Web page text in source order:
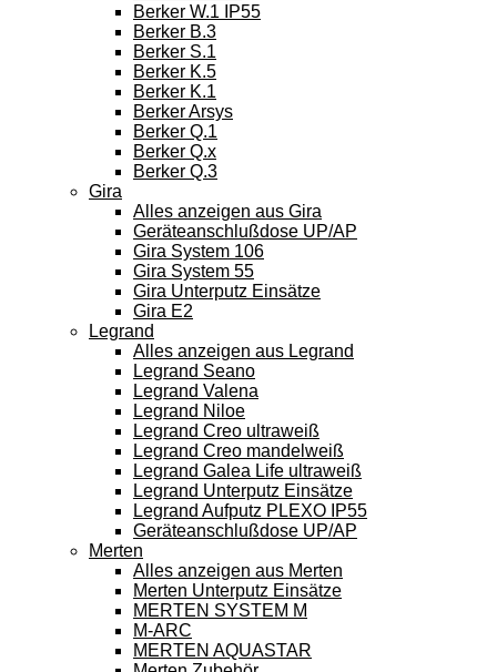
Berker W.1 IP55
Berker B.3
Berker S.1
Berker K.5
Berker K.1
Berker Arsys
Berker Q.1
Berker Q.x
Berker Q.3
Gira
Alles anzeigen aus Gira
Geräteanschlußdose UP/AP
Gira System 106
Gira System 55
Gira Unterputz Einsätze
Gira E2
Legrand
Alles anzeigen aus Legrand
Legrand Seano
Legrand Valena
Legrand Niloe
Legrand Creo ultraweiß
Legrand Creo mandelweiß
Legrand Galea Life ultraweiß
Legrand Unterputz Einsätze
Legrand Aufputz PLEXO IP55
Geräteanschlußdose UP/AP
Merten
Alles anzeigen aus Merten
Merten Unterputz Einsätze
MERTEN SYSTEM M
M-ARC
MERTEN AQUASTAR